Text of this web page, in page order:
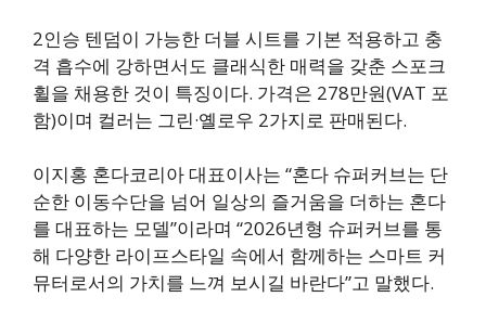
2인승 텐덤이 가능한 더블 시트를 기본 적용하고 충
격 흡수에 강하면서도 클래식한 매력을 갖춘 스포크
휠을 채용한 것이 특징이다. 가격은 278만원(VAT 포
함)이며 컬러는 그린·옐로우 2가지로 판매된다.
이지홍 혼다코리아 대표이사는 “혼다 슈퍼커브는 단
순한 이동수단을 넘어 일상의 즐거움을 더하는 혼다
를 대표하는 모델”이라며 “2026년형 슈퍼커브를 통
해 다양한 라이프스타일 속에서 함께하는 스마트 커
뮤터로서의 가치를 느껴 보시길 바란다”고 말했다.